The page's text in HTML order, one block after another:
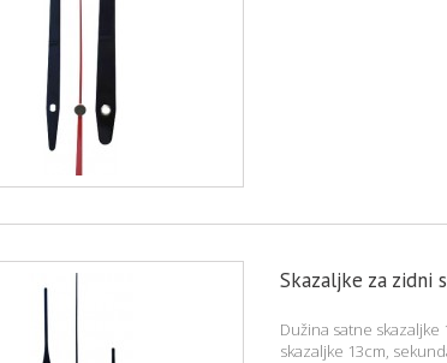
Skazaljke za zidni
Dužina satne skazaljke
skazaljke 13cm,